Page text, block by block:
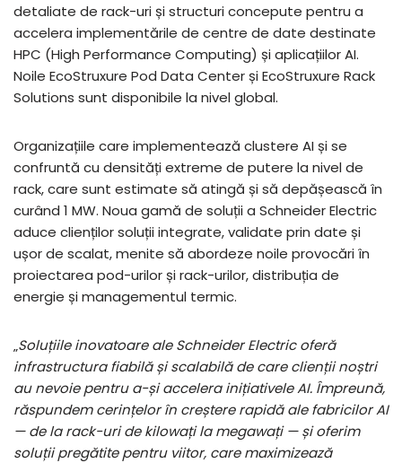
detaliate de rack-uri și structuri concepute pentru a
accelera implementările de centre de date destinate
HPC (High Performance Computing) și aplicațiilor AI.
Noile EcoStruxure Pod Data Center și EcoStruxure Rack
Solutions sunt disponibile la nivel global.
Organizațiile care implementează clustere AI și se
confruntă cu densități extreme de putere la nivel de
rack, care sunt estimate să atingă și să depășească în
curând 1 MW. Noua gamă de soluții a Schneider Electric
aduce clienților soluții integrate, validate prin date și
ușor de scalat, menite să abordeze noile provocări în
proiectarea pod-urilor și rack-urilor, distribuția de
energie și managementul termic.
„Soluțiile inovatoare ale Schneider Electric oferă
infrastructura fiabilă și scalabilă de care clienții noștri
au nevoie pentru a-și accelera inițiativele AI. Împreună,
răspundem cerințelor în creștere rapidă ale fabricilor AI
— de la rack-uri de kilowați la megawați — și oferim
soluții pregătite pentru viitor, care maximizează